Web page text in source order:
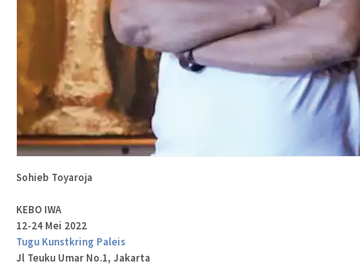
Sohieb Toyaroja
KEBO IWA
12-24 Mei 2022
Tugu Kunstkring Paleis
Jl Teuku Umar No.1, Jakarta